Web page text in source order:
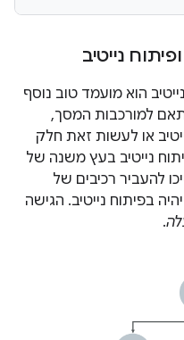
הוא מועמד טוב נוסף
למורכבות המסך,
או לעשות זאת חלק
נייטיב בעץ משנה של
להעביר רכיבים של
בפיתוח נייטיב. הגישה
.